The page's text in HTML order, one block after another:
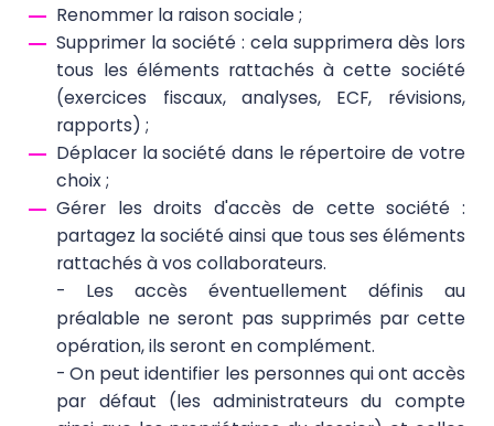
Renommer la raison sociale ;
Supprimer la société : cela supprimera dès lors
tous les éléments rattachés à cette société
(exercices fiscaux, analyses, ECF, révisions,
rapports) ;
Déplacer la société dans le répertoire de votre
choix ;
Gérer les droits d'accès de cette société :
partagez la société ainsi que tous ses éléments
rattachés à vos collaborateurs.
- Les accès éventuellement définis au
préalable ne seront pas supprimés par cette
opération, ils seront en complément.
- On peut identifier les personnes qui ont accès
par défaut (les administrateurs du compte